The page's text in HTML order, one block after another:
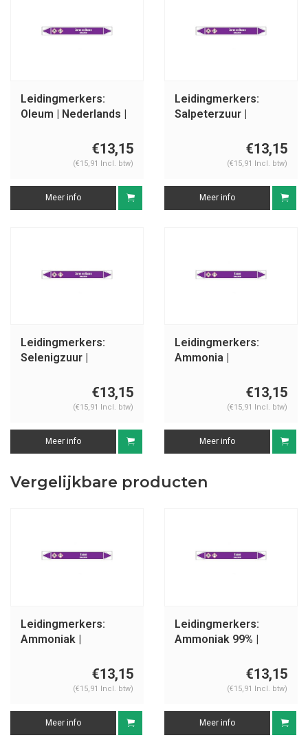
Leidingmerkers:
Oleum | Nederlands |
€13,15
(€15,91 Incl. btw)
Meer info
Leidingmerkers:
Salpeterzuur |
€13,15
(€15,91 Incl. btw)
Meer info
Leidingmerkers:
Selenigzuur |
€13,15
(€15,91 Incl. btw)
Meer info
Leidingmerkers:
Ammonia |
€13,15
(€15,91 Incl. btw)
Meer info
Vergelijkbare producten
Leidingmerkers:
Ammoniak |
€13,15
(€15,91 Incl. btw)
Meer info
Leidingmerkers:
Ammoniak 99% |
€13,15
(€15,91 Incl. btw)
Meer info